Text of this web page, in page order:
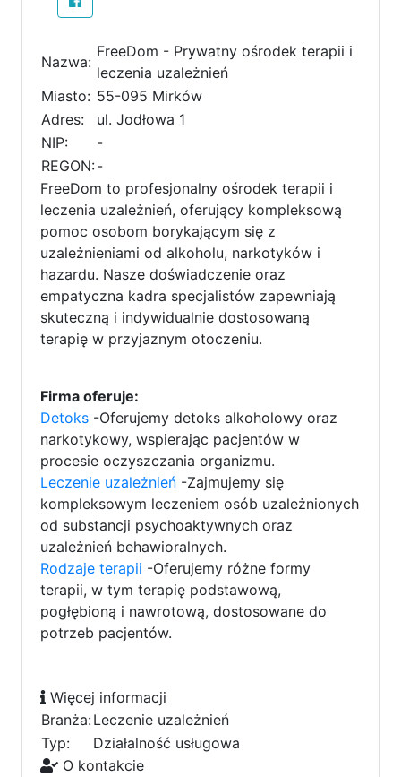
Nazwa:
FreeDom - Prywatny ośrodek terapii i
leczenia uzależnień
Miasto: 55-095 Mirków
Adres:
ul. Jodłowa 1
NIP:
-
REGON:-
FreeDom to profesjonalny ośrodek terapii i
leczenia uzależnień, oferujący kompleksową
pomoc osobom borykającym się z
uzależnieniami od alkoholu, narkotyków i
hazardu. Nasze doświadczenie oraz
empatyczna kadra specjalistów zapewniają
skuteczną i indywidualnie dostosowaną
terapię w przyjaznym otoczeniu.
Firma oferuje:
Detoks -Oferujemy detoks alkoholowy oraz
narkotykowy, wspierając pacjentów w
procesie oczyszczania organizmu.
Leczenie uzależnień -Zajmujemy się
kompleksowym leczeniem osób uzależnionych
od substancji psychoaktywnych oraz
uzależnień behawioralnych.
Rodzaje terapii -Oferujemy różne formy
terapii, w tym terapię podstawową,
pogłębioną i nawrotową, dostosowane do
potrzeb pacjentów.
Więcej informacji
Branża:Leczenie uzależnień
Typ:
Działalność usługowa
O kontakcie